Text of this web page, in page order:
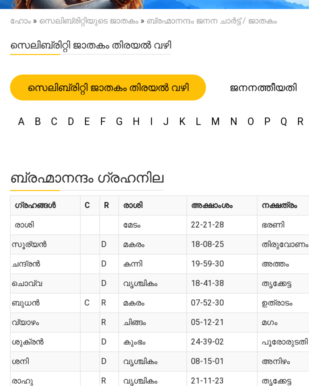
ഹോം » സെലിബ്രിറ്റിയുടെ ജാതകം » ബ്രഹ്മാനന്ദം ജനന ചാർട്ട് / ജാതകം
സെലിബ്രിറ്റി ജാതകം തിരയൽ വഴി
സെലിബ്രിറ്റി ജാതകം തിരയൽ വഴി ജനനത്തീയതി
A B C D E F G H I J K L M N O P Q R
ബ്രഹ്മാനന്ദം ഗ്രഹനില
ഗ്രഹങ്ങൾ C R രാശി അക്ഷാംശം നക്ഷത്രം
രാശി മേടം 22-21-28 ഭരണി
സൂര്യൻ D മകരം 18-08-25 തിരുവോണം
ചന്ദ്രൻ D കന്നി 19-59-30 അത്തം
ചൊവ്വ D വൃശ്ചികം 18-41-38 തൃക്കേട്ട
ബുധൻ C R മകരം 07-52-30 ഉത്രാടം
വ്യാഴം R ചിങ്ങം 05-12-21 മഗം
ശുക്രൻ D കുംഭം 24-39-02 പൂരോരുടതി
ശനി D വൃശ്ചികം 08-15-01 അനിഴം
രാഹു R വൃശ്ചികം 21-11-23 തൃക്കേട്ട